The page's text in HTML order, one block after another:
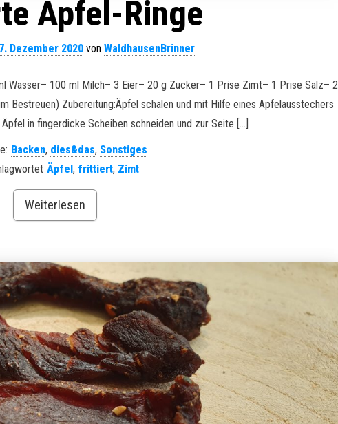
Apfel-Ringe
Dezember 2020 vonWaldhausenBrinner
Wasser– 100 ml Milch– 3 Eier– 20 g Zucker– 1 Prise Zimt– 1 Prise Salz– 2
Zubereitung:Äpfel schälen und mit Hilfe eines Apfelausstechers
in fingerdicke Scheiben schneiden und zur Seite […]
Backen, dies&das, Sonstiges
Äpfel , frittiert, Zimt
Weiterlesen